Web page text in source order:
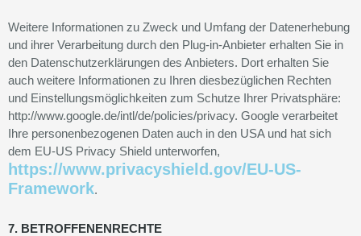
Weitere Informationen zu Zweck und Umfang der Datenerhebung
und ihrer Verarbeitung durch den Plug-in-Anbieter erhalten Sie in
den Datenschutzerklärungen des Anbieters. Dort erhalten Sie
auch weitere Informationen zu Ihren diesbezüglichen Rechten
und Einstellungsmöglichkeiten zum Schutze Ihrer Privatsphäre:
http://www.google.de/intl/de/policies/privacy. Google verarbeitet
Ihre personenbezogenen Daten auch in den USA und hat sich
dem EU-US Privacy Shield unterworfen,
https://www.privacyshield.gov/EU-US-
Framework.
7. BETROFFENENRECHTE